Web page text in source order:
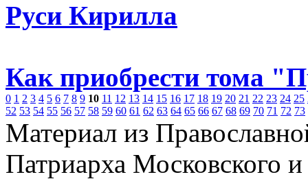
Руси Кирилла
Как приобрести тома
0 1 2 3 4 5 6 7 8 9 10 11 12 13 14 15 16 17 18 19 20 21 22 23 24 25
52 53 54 55 56 57 58 59 60 61 62 63 64 65 66 67 68 69 70 71 72 73
Материал из
Патриарха Московского